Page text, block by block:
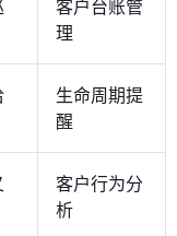
客户台账管
理
生命周期提
醒
客户行为分
析